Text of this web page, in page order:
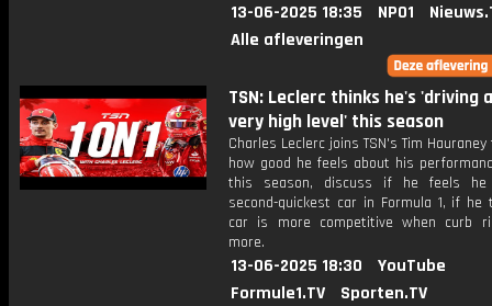
13-06-2025 18:35 NPO1
Alle afleveringen
TSN: Leclerc thinks he's 'driving
very high level' this season
Charles Leclerc joins TSN's Tim
how good he feels about his
this season, discuss if he feels
second-quickest car in Formula 1, if he
car is more competitive when curb
more.
13-06-2025 18:30
YouTube
Formule1.TV
Sporten.TV